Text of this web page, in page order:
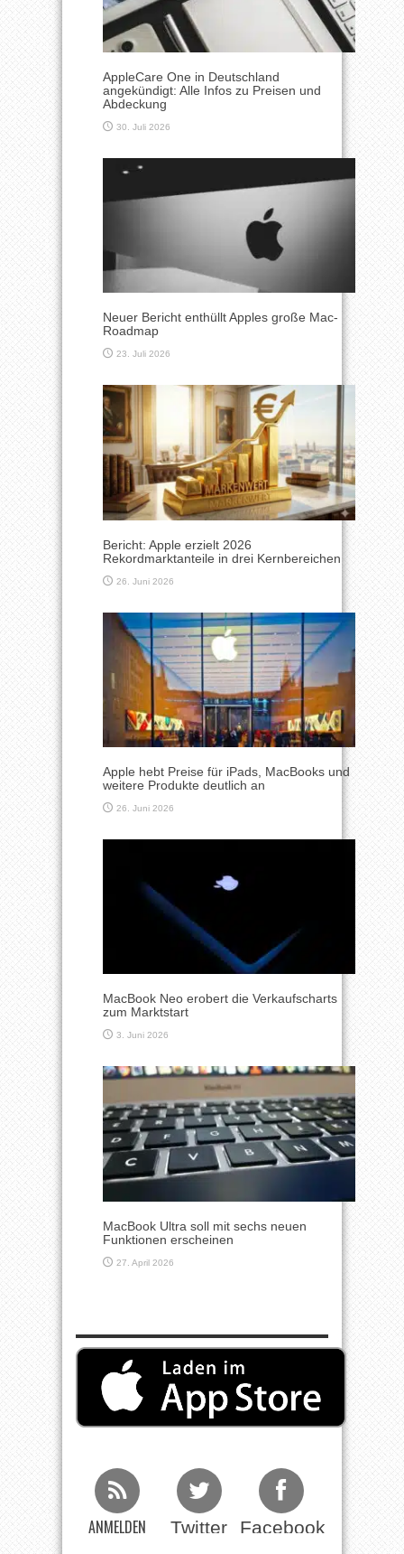
AppleCare One in Deutschland
angekündigt: Alle Infos zu Preisen und
Abdeckung
30. Juli 2026
Neuer Bericht enthüllt Apples große Mac-
Roadmap
23. Juli 2026
Bericht: Apple erzielt 2026
Rekordmarktanteile in drei Kernbereichen
26. Juni 2026
Apple hebt Preise für iPads, MacBooks und
weitere Produkte deutlich an
26. Juni 2026
MacBook Neo erobert die Verkaufscharts
zum Marktstart
3. Juni 2026
MacBook Ultra soll mit sechs neuen
Funktionen erscheinen
27. April 2026
ANMELDEN Twitter Facebook